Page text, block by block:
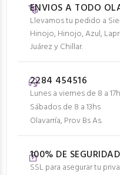
ENVIOS A TODO
Llevamos tu pedido a
Hinojo, Hinojo, Azul,
Juárez y Chillar.
2284 454516
Lunes a viernes de 8 a
Sábados de 8 a 13hs
Olavarría, Prov Bs As.
100% DE
SSL para asegurar tu